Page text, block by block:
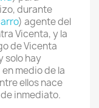
durante
) agente del
Vicenta, y la
de Vicenta
solo hay
medio de la
ellos nace
inmediato.